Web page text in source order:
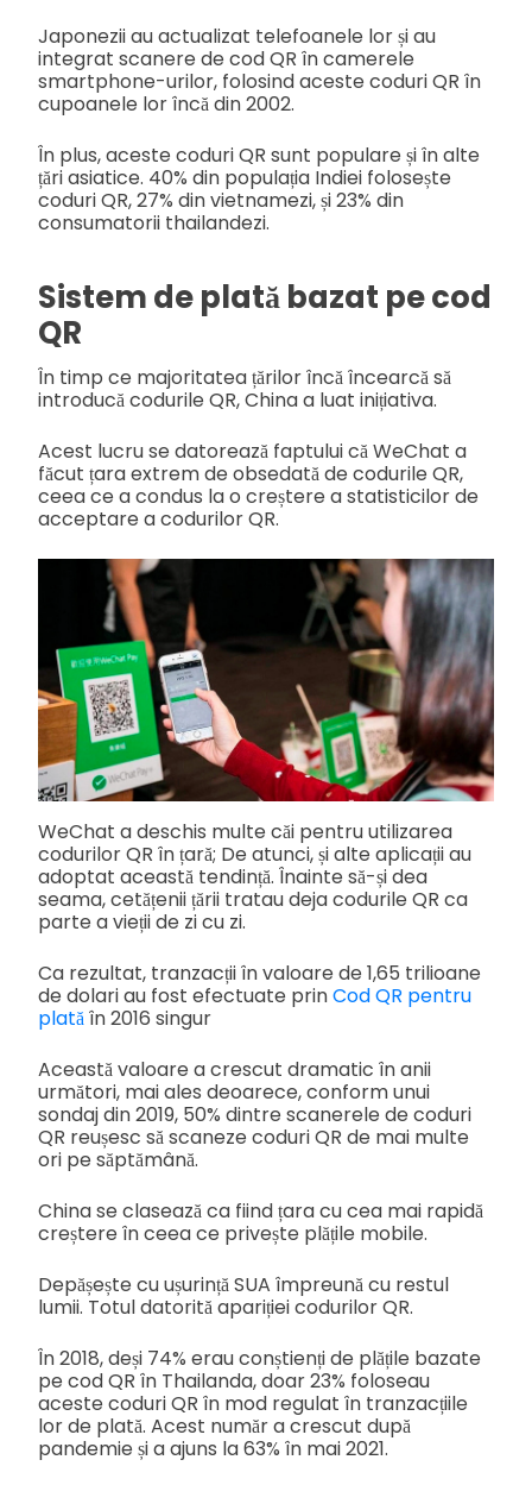
Japonezii au actualizat telefoanele lor și au
integrat scanere de cod QR în camerele
smartphone-urilor, folosind aceste coduri QR în
cupoanele lor încă din 2002.
În plus, aceste coduri QR sunt populare și în alte
țări asiatice. 40% din populația Indiei folosește
coduri QR, 27% din vietnamezi, și 23% din
consumatorii thailandezi.
Sistem de plată bazat pe cod
QR
În timp ce majoritatea țărilor încă încearcă să
introducă codurile QR, China a luat inițiativa.
Acest lucru se datorează faptului că WeChat a
făcut țara extrem de obsedată de codurile QR,
ceea ce a condus la o creștere a statisticilor de
acceptare a codurilor QR.
WeChat a deschis multe căi pentru utilizarea
codurilor QR în țară; De atunci, și alte aplicații au
adoptat această tendință. Înainte să-și dea
seama, cetățenii țării tratau deja codurile QR ca
parte a vieții de zi cu zi.
Ca rezultat, tranzacții în valoare de 1,65 trilioane
de dolari au fost efectuate prinCod QR pentru
platăîn 2016 singur
Această valoare a crescut dramatic în anii
următori, mai ales deoarece, conform unui
sondaj din 2019, 50% dintre scanerele de coduri
QR reușesc să scaneze coduri QR de mai multe
ori pe săptămână.
China se clasează ca fiind țara cu cea mai rapidă
creștere în ceea ce privește plățile mobile.
Depășește cu ușurință SUA împreună cu restul
lumii. Totul datorită apariției codurilor QR.
În 2018, deși 74% erau conștienți de plățile bazate
pe cod QR în Thailanda, doar 23% foloseau
aceste coduri QR în mod regulat în tranzacțiile
lor de plată. Acest număr a crescut după
pandemie și a ajuns la 63% în mai 2021.